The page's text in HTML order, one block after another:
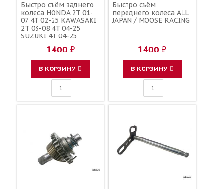
Быстро съём заднего
колеса HONDA 2T 01-
07 4T 02-25 KAWASAKI
2T 03-08 4T 04-25
SUZUKI 4T 04-25
09-25 / MOOSE RACING
1400 ₽
В КОРЗИНУ
Быстро съём
переднего колеса ALL
JAPAN / MOOSE RACING
1400 ₽
В КОРЗИНУ